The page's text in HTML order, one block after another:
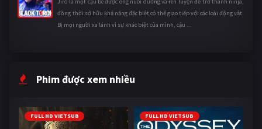
Jirô là một cậu bé được ông nuôi dưỡng và rèn luyện để trở thành ninja,
đồng thời sở hữu khả năng đặc biệt có thể giao tiếp với các loài động vật.
Bị mọi người xa lánh vì sự khác biệt của mình, cậu ...
Phim được xem nhiều
FULL HD VIETSUB FULL HD VIETSUB